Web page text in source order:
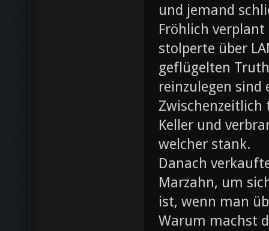
und jemand
Fröhlich
stolperte über
geflügelten
reinzulegen sind
Zwischenzeitlich
Keller und
welcher stank.
Danach
Marzahn, um
ist, wenn man
Warum machst